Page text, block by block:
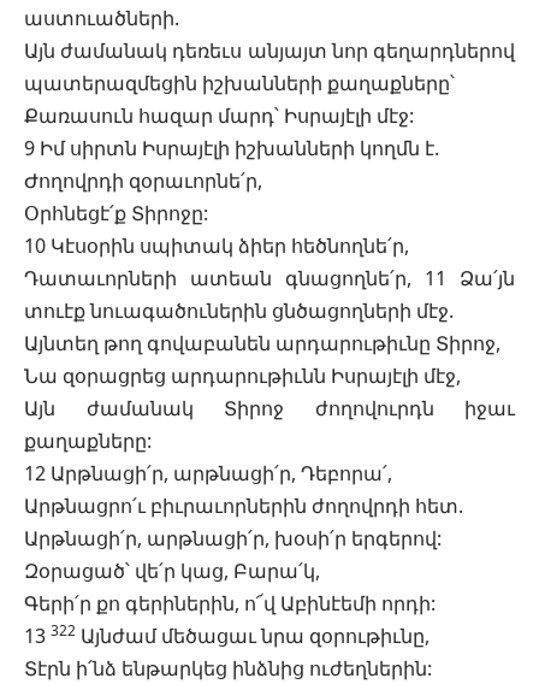
աստուածների.
Այն ժամանակ դեռեւս անյայտ նոր գեղարդներով
պատերազմեցին իշխանների քաղաքները՝
Քառասուն հազար մարդ՝ Իսրայէլի մէջ:
9 Իմ սիրտն Իսրայէլի իշխանների կողմն է.
Ժողովրդի զօրաւորնե՛ր,
Օրհնեցէ՛ք Տիրոջը:
10 Կէսօրին սպիտակ ձիեր հեծնողնե՛ր,
Դատաւորների ատեան գնացողնե՛ր, 11 Ձա՛յն
տուէք նուագածուներին ցնծացողների մէջ.
Այնտեղ թող գովաբանեն արդարութիւնը Տիրոջ,
Նա զօրացրեց արդարութիւնն Իսրայէլի մէջ,
Այն ժամանակ Տիրոջ ժողովուրդն իջաւ
քաղաքները:
12 Արթնացի՛ր, արթնացի՛ր, Դեբորա՛,
Արթնացրո՛ւ բիւրաւորներին ժողովրդի հետ.
Արթնացի՛ր, արթնացի՛ր, խօսի՛ր երգերով:
Զօրացած՝ վե՛ր կաց, Բարա՛կ,
Գերի՛ր քո գերիներին, ո՜վ Աբինէեմի որդի:
13 322 Այնժամ մեծացաւ նրա զօրութիւնը,
Տէրն ի՛նձ ենթարկեց ինձնից ուժեղներին: